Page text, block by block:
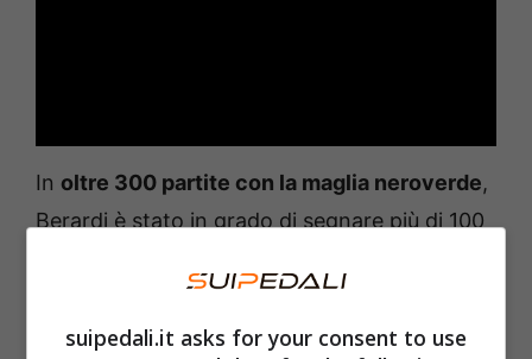
In oltre 300 partite con la maglia neroverde,
Berardi è stato in grado di segnare più di 100
non è nemmeno un centroavanti puro. Non
solo: è stato anche unprotagonista della
suipedali.it asks for your consent to use